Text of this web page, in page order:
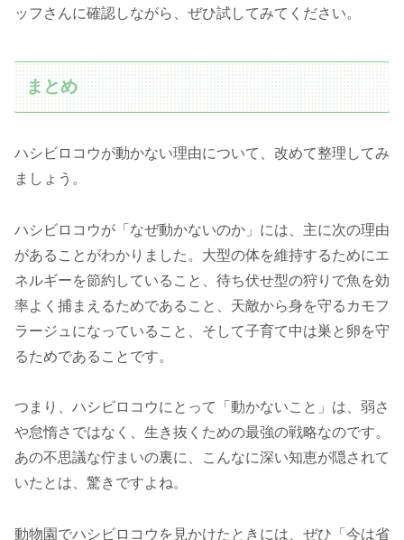
ッフさんに確認しながら、ぜひ試してみてください。
まとめ
ハシビロコウが動かない理由について、改めて整理してみ
ましょう。
ハシビロコウが「なぜ動かないのか」には、主に次の理由
があることがわかりました。大型の体を維持するためにエ
ネルギーを節約していること、待ち伏せ型の狩りで魚を効
率よく捕まえるためであること、天敵から身を守るカモフ
ラージュになっていること、そして子育て中は巣と卵を守
るためであることです。
つまり、ハシビロコウにとって「動かないこと」は、弱さ
や怠惰さではなく、生き抜くための最強の戦略なのです。
あの不思議な佇まいの裏に、こんなに深い知恵が隠されて
いたとは、驚きですよね。
動物園でハシビロコウを見かけたときには、ぜひ「今は省